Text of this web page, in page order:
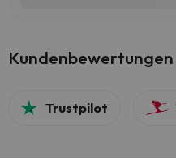
Kundenbewertungen
Trustpilot